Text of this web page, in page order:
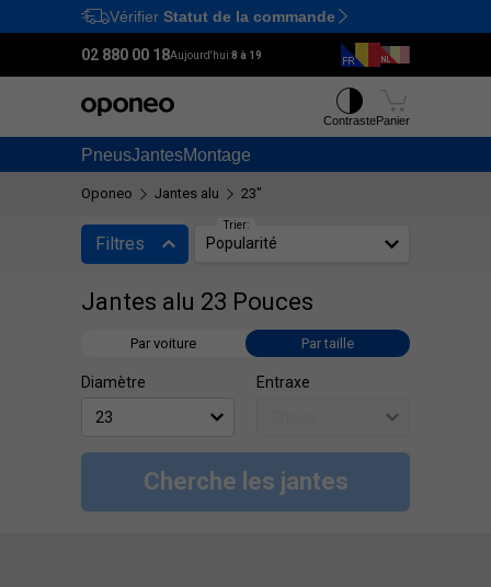
Ctrl M
Vérifier Statut de la commande
02 880 00 18Aujourd'hui:8 à 19
PneusJantesMontage
ContrastePanier
Oponeo Jantes alu 23"
Filtres
Jantes alu 23 Pouces
Par voiture Par taille
Diamètre Entraxe
Cherche les jantes
Trier:
Popularité